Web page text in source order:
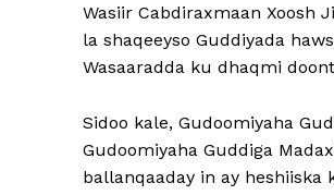
Wasiir Cabdiraxmaan Xoosh
la shaqeeyso Guddiyada
Wasaaradda ku dhaqmi
Sidoo kale, Gudoomiyaha
Gudoomiyaha Guddiga
ballanqaaday in ay heshiiska